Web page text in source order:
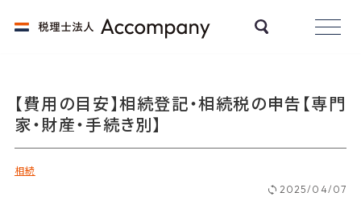
【費用の目安】相続登記・相続税の申告【専門
家・財産・手続き別】
相続
2025/04/07